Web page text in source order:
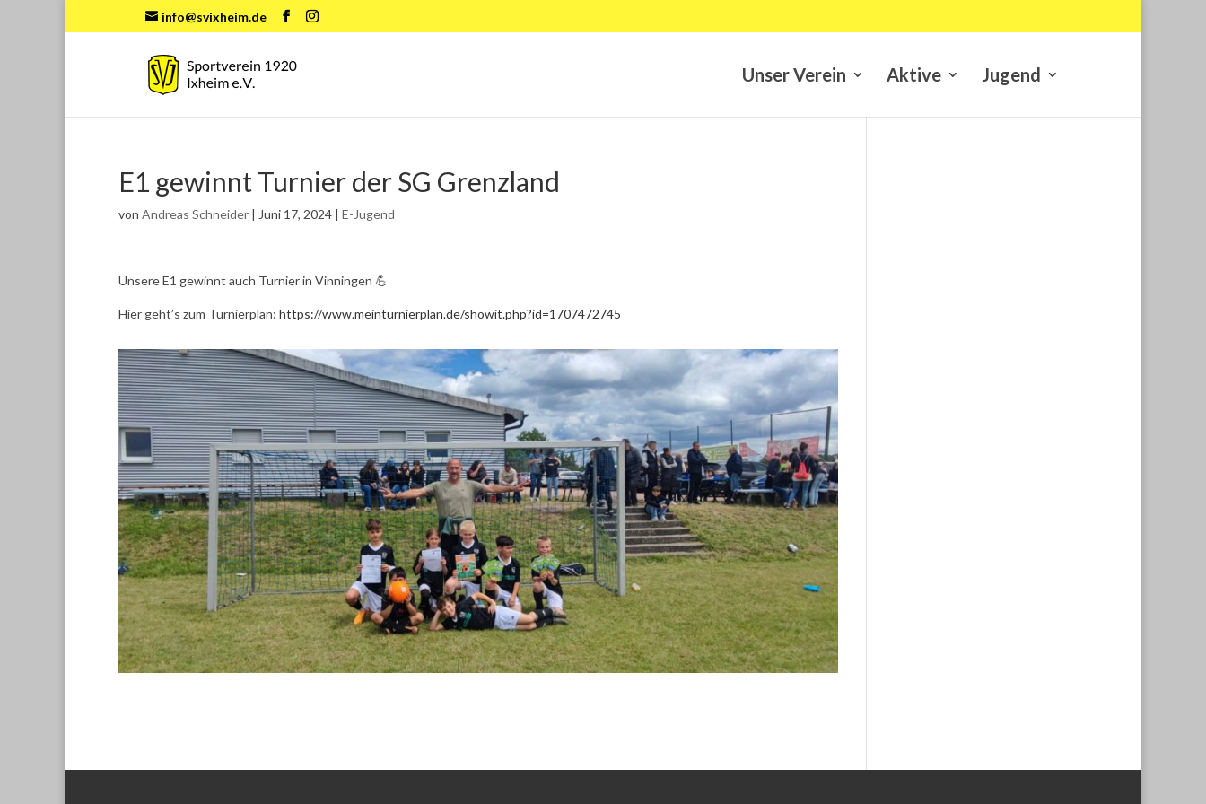
info@svixheim.de
Unser Verein Aktive Jugend
E1 gewinnt Turnier der SG Grenzland
von Andreas Schneider | Juni 17, 2024 | E-Jugend
Unsere E1 gewinnt auch Turnier in Vinningen 💪
Hier geht’s zum Turnierplan: https://www.meinturnierplan.de/showit.php?id=1707472745